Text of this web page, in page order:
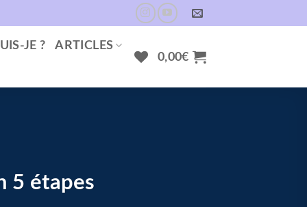
JE ? ARTICLES
0,00€
5 étapes